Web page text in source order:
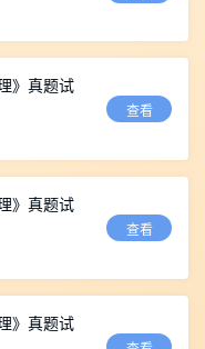
》真题试
查看
》真题试
查看
》真题试